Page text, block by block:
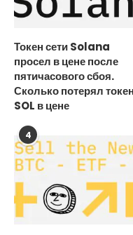
Токен сети Solana
просел в цене после
пятичасового сбоя.
Сколько потерял токен
SOL в цене
4